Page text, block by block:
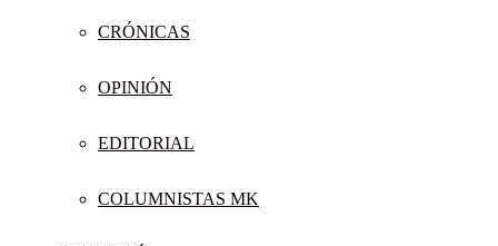
CRÓNICAS
OPINIÓN
EDITORIAL
COLUMNISTAS MK